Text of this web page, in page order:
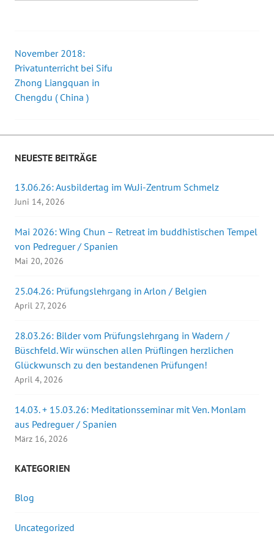
Beitrags-
Navigation
November 2018:
Privatunterricht bei Sifu
Zhong Liangquan in
Chengdu ( China )
NEUESTE BEITRÄGE
13.06.26: Ausbildertag im WuJi-Zentrum Schmelz
Juni 14, 2026
Mai 2026: Wing Chun – Retreat im buddhistischen Tempel
von Pedreguer / Spanien
Mai 20, 2026
25.04.26: Prüfungslehrgang in Arlon / Belgien
April 27, 2026
28.03.26: Bilder vom Prüfungslehrgang in Wadern /
Büschfeld. Wir wünschen allen Prüflingen herzlichen
Glückwunsch zu den bestandenen Prüfungen!
April 4, 2026
14.03. + 15.03.26: Meditationsseminar mit Ven. Monlam
aus Pedreguer / Spanien
März 16, 2026
KATEGORIEN
Blog
Uncategorized